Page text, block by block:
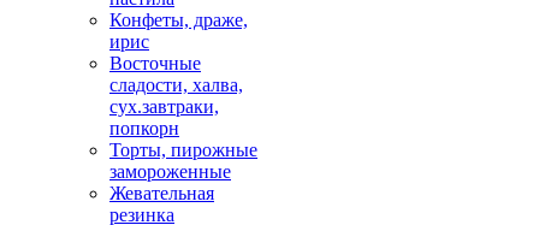
Конфеты, драже,
ирис
Восточные
сладости, халва,
сух.завтраки,
попкорн
Торты, пирожные
замороженные
Жевательная
резинка